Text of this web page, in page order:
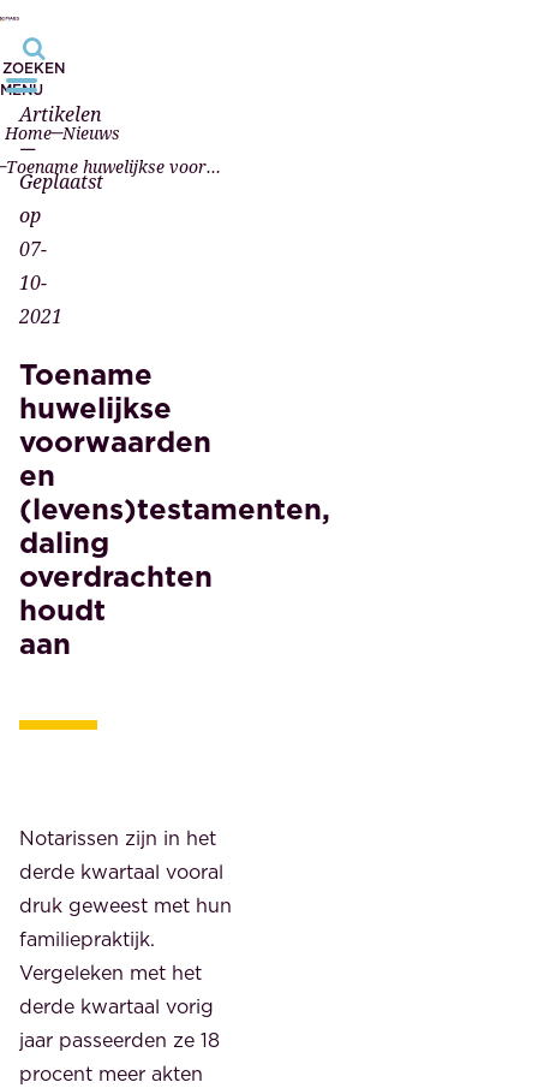
ZOEKEN
MENU
Home Nieuws
Toename huwelijkse voorwaarden en (levens)testamenten, daling overdrachten houdt aan
Artikelen
—
Geplaatst
op
07-
10-
2021
Toename
huwelijkse
voorwaarden
en
(levens)testamenten,
daling
overdrachten
houdt
aan
Notarissen zijn in het
derde kwartaal vooral
druk geweest met hun
familiepraktijk.
Vergeleken met het
derde kwartaal vorig
jaar passeerden ze 18
procent meer akten